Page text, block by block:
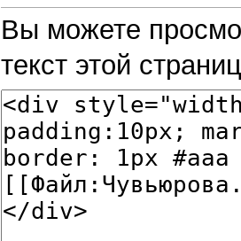
Вы можете
текст этой